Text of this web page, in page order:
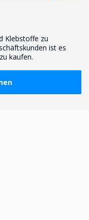
Klebstoffe zu
ist es
kaufen.